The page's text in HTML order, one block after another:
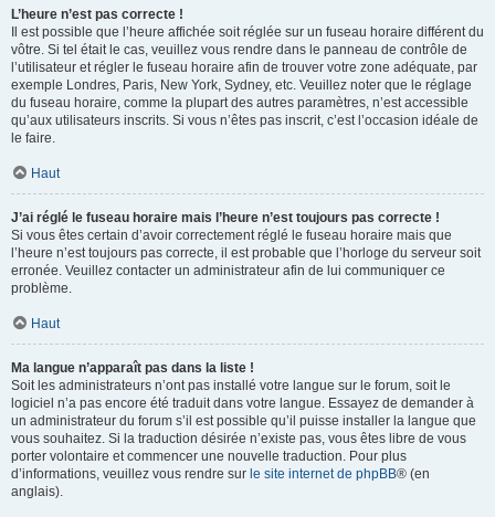
L’heure n’est pas correcte !
Il est possible que l’heure affichée soit réglée sur un fuseau horaire différent du
vôtre. Si tel était le cas, veuillez vous rendre dans le panneau de contrôle de
l’utilisateur et régler le fuseau horaire afin de trouver votre zone adéquate, par
exemple Londres, Paris, New York, Sydney, etc. Veuillez noter que le réglage
du fuseau horaire, comme la plupart des autres paramètres, n’est accessible
qu’aux utilisateurs inscrits. Si vous n’êtes pas inscrit, c’est l’occasion idéale de
le faire.
Haut
J’ai réglé le fuseau horaire mais l’heure n’est toujours pas correcte !
Si vous êtes certain d’avoir correctement réglé le fuseau horaire mais que
l’heure n’est toujours pas correcte, il est probable que l’horloge du serveur soit
erronée. Veuillez contacter un administrateur afin de lui communiquer ce
problème.
Haut
Ma langue n’apparaît pas dans la liste !
Soit les administrateurs n’ont pas installé votre langue sur le forum, soit le
logiciel n’a pas encore été traduit dans votre langue. Essayez de demander à
un administrateur du forum s’il est possible qu’il puisse installer la langue que
vous souhaitez. Si la traduction désirée n’existe pas, vous êtes libre de vous
porter volontaire et commencer une nouvelle traduction. Pour plus
d’informations, veuillez vous rendre sur le site internet de phpBB® (en
anglais).